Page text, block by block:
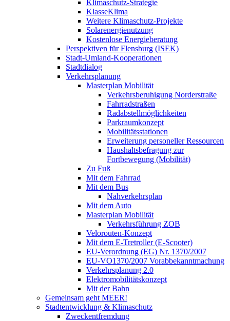
Klimaschutz-Strategie
KlasseKlima
Weitere Klimaschutz-Projekte
Solarenergienutzung
Kostenlose Energieberatung
Perspektiven für Flensburg (ISEK)
Stadt-Umland-Kooperationen
Stadtdialog
Verkehrsplanung
Masterplan Mobilität
Verkehrsberuhigung Norderstraße
Fahrradstraßen
Radabstellmöglichkeiten
Parkraumkonzept
Mobilitätsstationen
Erweiterung personeller Ressourcen
Haushaltsbefragung zur
Fortbewegung (Mobilität)
Zu Fuß
Mit dem Fahrrad
Mit dem Bus
Nahverkehrsplan
Mit dem Auto
Masterplan Mobilität
Verkehrsführung ZOB
Velorouten-Konzept
Mit dem E-Tretroller (E-Scooter)
EU-Verordnung (EG) Nr. 1370/2007
EU-VO1370/2007 Vorabbekanntmachung
Verkehrsplanung 2.0
Elektromobilitätskonzept
Mit der Bahn
Gemeinsam geht MEER!
Stadtentwicklung & Klimaschutz
Zweckentfremdung